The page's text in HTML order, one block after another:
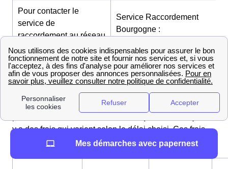
Pour contacter le
service de
raccordement au réseau
ERDF Professionnels
Service Raccordement
Bourgogne :
http://www.enedis.fr/
Délais et tarifs d'ouverture d'un compteur électrique
(EDF) à Montréal
à Montréal comme sur l'ensemble du territoire français
y a des frais qui varient selon le délai choisi. Ces frais
varient donc entre 27 et 150 euros.Mes démarches avec papernest